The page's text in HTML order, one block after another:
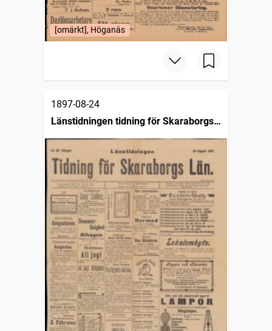
[omärkt], Höganäs
1897-08-24
Länstidningen tidning för Skaraborgs
län